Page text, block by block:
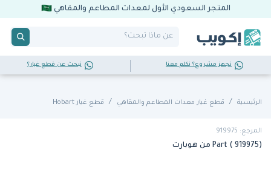
المتجر السعودي الأول لمعدات المطاعم والمقاهي
تجهز مشروع؟ تكلم معنا تبحث عن قطع غيار؟
الرئيسية قطع غيار معدات المطاعم والمقاهي قطع غيار Hobart
المرجع: 919975
Part ( 919975) من هوبارت